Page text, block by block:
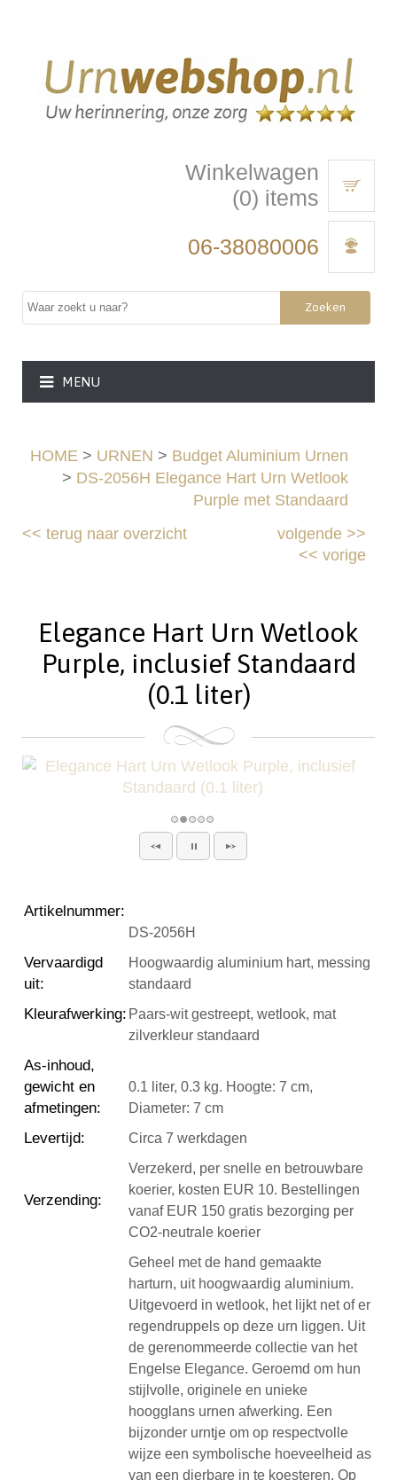
Winkelwagen
(0) items
06-38080006
Zoeken
MENU
HOME > URNEN > Budget Aluminium Urnen
> DS-2056H Elegance Hart Urn Wetlook
Purple met Standaard
<<terug naar overzicht volgende>>
<< vorige
Elegance Hart Urn Wetlook
Purple, inclusief Standaard
(0.1 liter)
Artikelnummer:
DS-2056H
Vervaardigd
uit:
Hoogwaardig aluminium hart, messing
standaard
Kleurafwerking: Paars-wit gestreept, wetlook, mat
zilverkleur standaard
As-inhoud,
gewicht en
afmetingen:
0.1 liter, 0.3 kg. Hoogte: 7 cm,
Diameter: 7 cm
Levertijd: Circa 7 werkdagen
Verzending:
Verzekerd, per snelle en betrouwbare
koerier, kosten EUR 10. Bestellingen
vanaf EUR 150 gratis bezorging per
CO2-neutrale koerier
Geheel met de hand gemaakte
harturn, uit hoogwaardig aluminium.
Uitgevoerd in wetlook, het lijkt net of er
regendruppels op deze urn liggen. Uit
de gerenommeerde collectie van het
Engelse Elegance. Geroemd om hun
stijlvolle, originele en unieke
hoogglans urnen afwerking. Een
bijzonder urntje om op respectvolle
wijze een symbolische hoeveelheid as
van een dierbare in te koesteren. Op